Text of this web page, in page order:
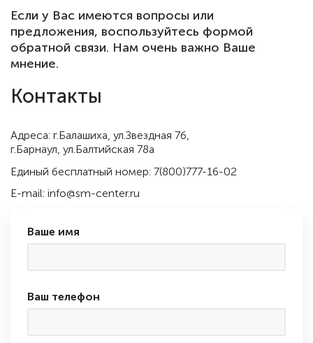
Если у Вас имеются вопросы или
предложения, воспользуйтесь формой
обратной связи. Нам очень важно Ваше
мнение.
Контакты
Адреса: г.Балашиха, ул.Звездная 7б,
г.Барнаул, ул.Балтийская 78а
Единый бесплатный номер: 7(800)777-16-02
E-mail: info@sm-center.ru
Ваше имя
Ваш телефон